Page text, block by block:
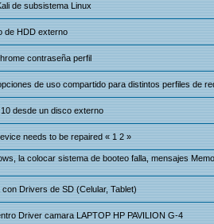
de subsistema Linux
de HDD externo
contraseña perfil
de uso compartido para distintos perfiles de
desde un disco externo
needs to be repaired «1 2»
la colocar sistema de booteo falla, mensajes
con Drivers de SD (Celular, Tablet)
Driver camara LAPTOP HP PAVILION G-4